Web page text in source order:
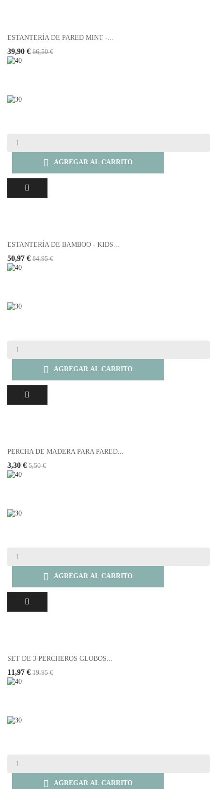
ESTANTERÍA DE PARED MINT -...
39,90 € 66,50 €
 AGREGAR AL CARRITO
ESTANTERÍA DE BAMBOO - KIDS...
50,97 € 84,95 €
 AGREGAR AL CARRITO
PERCHA DE MADERA PARA PARED...
3,30 € 5,50 €
 AGREGAR AL CARRITO
SET DE 3 PERCHEROS GLOBOS...
11,97 € 19,95 €
 AGREGAR AL CARRITO